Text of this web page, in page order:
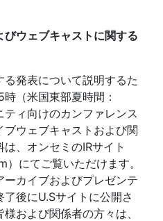
ウェブキャストに関する
発表について説明するた
（米国東部夏時間：
ィ向けのカンファレンス
ウェブキャストおよび関
、オンセミのIRサイト
にてご覧いただけます。
ーカイブおよびプレゼンテ
後にU.Sサイトに公開さ
および関係者の方々は、